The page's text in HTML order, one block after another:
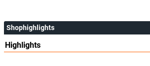
Shophighlights
Highlights